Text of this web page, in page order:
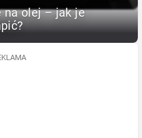
na olej – jak je